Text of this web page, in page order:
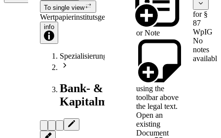
To single view
Wertpapierinstitutsgesetz
info
Spezialisierungen
Bank- &
Kapitalmarktrecht
orNote
using the
toolbar above
the legal text.
Open an
existing
Document
for §
87
WpIG
No
notes